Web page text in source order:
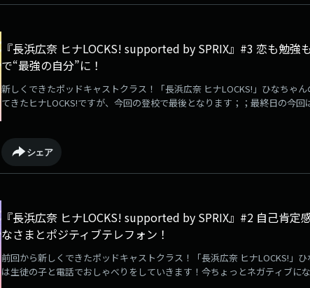
『長浜広奈 ヒナLOCKS! supported by SPRIX』#3 恋も勉強
で“最強の自分”に！
新しくできたポッドキャストクラス！「長浜広奈 ヒナLOCKS!」ひなちゃ
てきたヒナLOCKS!ですが、今回の登校で最後となります；；最終日の今
ントもあるのでぜひゲットしてください♪授業の様子は⁠⁠放送後記⁠⁠から読む
オブロック #長浜広奈 #ヒナLOCKS!
シェア
『長浜広奈 ヒナLOCKS! supported by SPRIX』#2 自己肯定
なさまとポジティブテレフォン！
前回から新しくできたポッドキャストクラス！「長浜広奈 ヒナLOCKS!」
は生徒の子と電話でおしゃべりをしていきます！今ちょっとネガティブに